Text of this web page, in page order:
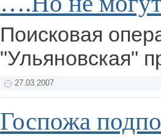
Поисковая
"Ульяновская"
27.03.2007
Госпожа